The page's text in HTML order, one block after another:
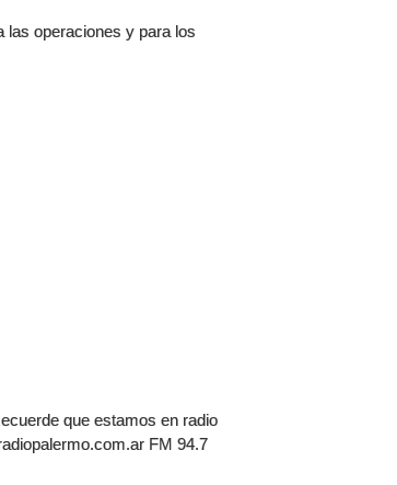
las operaciones y para los
que estamos en radio
FM 94.7